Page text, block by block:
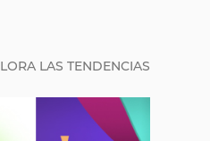
LAS TENDENCIAS